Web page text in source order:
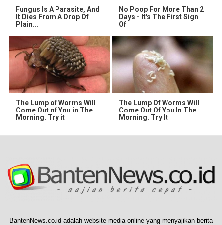
Fungus Is A Parasite, And
It Dies From A Drop Of
Plain...
No Poop For More Than 2
Days - It's The First Sign
Of
The Lump of Worms Will
Come Out of You in The
Morning. Try it
The Lump Of Worms Will
Come Out Of You In The
Morning. Try It
BantenNews.co.id adalah website media online yang menyajikan berita